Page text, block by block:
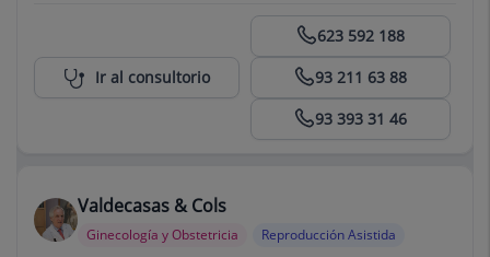
623 592 188
93 211 63 88
93 393 31 46
Ir al consultorio
Valdecasas & Cols
Ginecología y Obstetricia Reproducción Asistida